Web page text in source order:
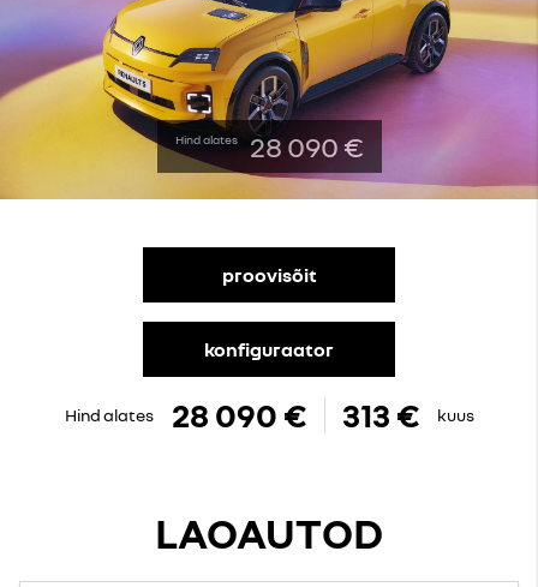
Hind alates 28 090 €
proovisõit
konfiguraator
Hind alates 28 090 € 313 € kuus
LAOAUTOD